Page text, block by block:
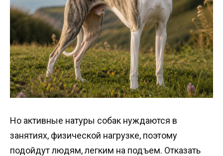
Но активные натуры собак нуждаются в
занятиях, физической нагрузке, поэтому
подойдут людям, легким на подъем. Отказать